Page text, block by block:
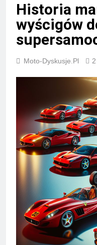
Historia
wyścigów
Moto-Dyskusje.pl